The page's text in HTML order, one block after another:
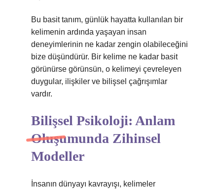
Bu basit tanım, günlük hayatta kullanılan bir
kelimenin ardında yaşayan insan
deneyimlerinin ne kadar zengin olabileceğini
bize düşündürür. Bir kelime ne kadar basit
görünürse görünsün, o kelimeyi çevreleyen
duygular, ilişkiler ve bilişsel çağrışımlar
vardır.
Bilişsel Psikoloji: Anlam
Oluşumunda Zihinsel
Modeller
İnsanın dünyayı kavrayışı, kelimeler